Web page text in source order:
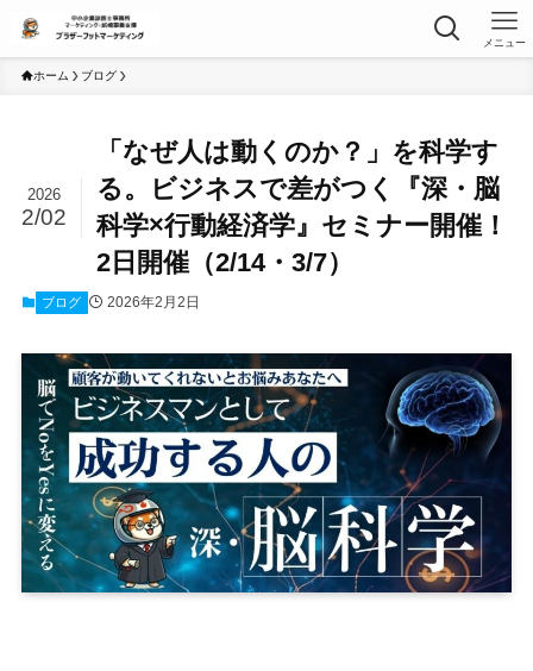
メニュー
ホーム ブログ
「なぜ人は動くのか？」を科学す
る。ビジネスで差がつく『深・脳
科学×行動経済学』セミナー開催！
2日開催（2/14・3/7）
2026
2/02
ブログ 2026年2月2日